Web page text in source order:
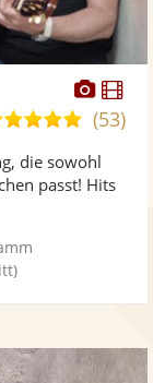
Fotos
4,9
5
(53)
die sowohl
passt! Hits